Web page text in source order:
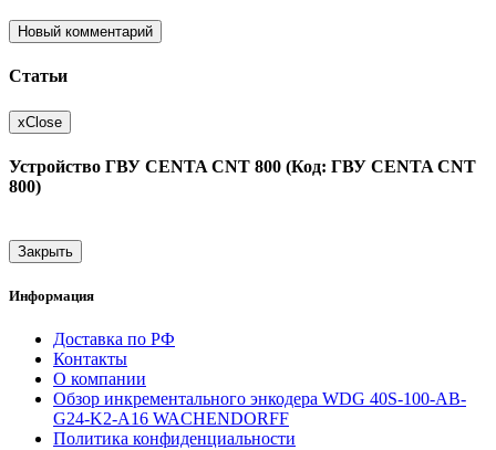
Новый комментарий
Статьи
xClose
Устройство ГВУ CENTA CNT 800 (Код: ГВУ CENTA CNT
800)
Закрыть
Информация
Доставка по РФ
Контакты
О компании
Обзор инкрементального энкодера WDG 40S-100-AB-
G24-K2-A16 WACHENDORFF
Политика конфиденциальности